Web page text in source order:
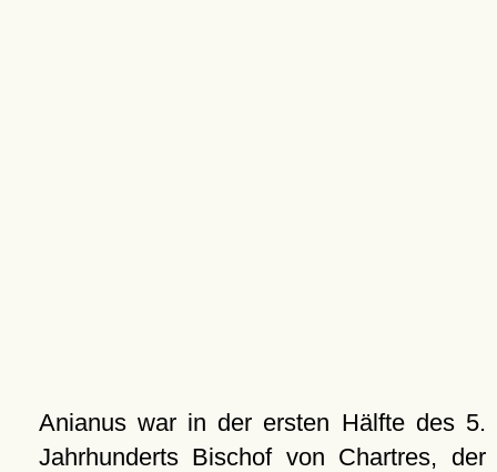
Anianus war in der ersten Hälfte des 5.
Jahrhunderts Bischof von Chartres, der